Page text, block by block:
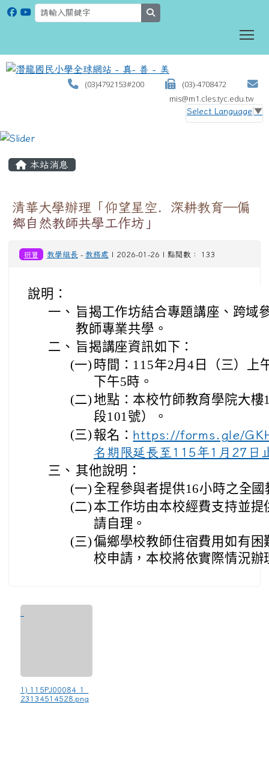
(03)4792153#200
(03)-4708472
mis@m1.cles.tyc.edu.tw
Select Language ▼
本站消息
清華大學辦理「仰望星空．深耕教育—偏
鄉自然教師共學工作坊」
研習 教學組長 - 教務處 | 2026-01-26 | 點閱數： 133
說明：
一、 旨揭工作坊結合專題講座、跨域
教師專業共學。
二、 旨揭講座資訊如下：
(一) 時間：115年2月4日（三）上
下午5時。
(二)地點：本校竹師教育學院大
段101號）。
(三) 報名： https://forms.gle/
名期限延長至115年1月27日
三、 其他說明：
(一) 全程參與者提供16小時之全
(二) 本工作坊由本校經費支持並
請自理。
(三)偏鄉學校教師住宿費用如有
校申請，本校將依實際情況辦
1) 115PJ00084_1_
23134514528.png